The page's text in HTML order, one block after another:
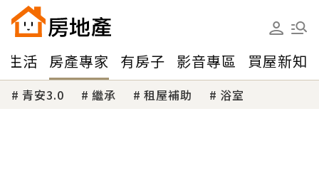
生活 房產專家 有房子 影音專區 買屋新知
青安3.0 繼承 租屋補助 浴室